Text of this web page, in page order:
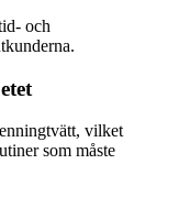
och
vilket
som måste